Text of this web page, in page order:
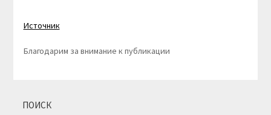
Источник
Благодарим за внимание к публикации
ПОИСК